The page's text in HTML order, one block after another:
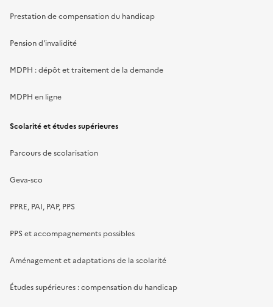
Prestation de compensation du handicap
Pension d'invalidité
MDPH : dépôt et traitement de la demande
MDPH en ligne
Scolarité et études supérieures
Parcours de scolarisation
Geva-sco
PPRE, PAI, PAP, PPS
PPS et accompagnements possibles
Aménagement et adaptations de la scolarité
Études supérieures : compensation du handicap